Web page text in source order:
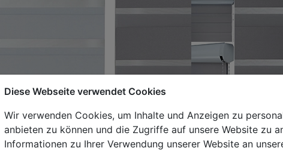
Diese Webseite verwendet Cookies
Wir verwenden Cookies, um Inhalte und Anzeigen zu
anbieten zu können und die Zugriffe auf unsere Website zu
Informationen zu Ihrer Verwendung unserer Website an